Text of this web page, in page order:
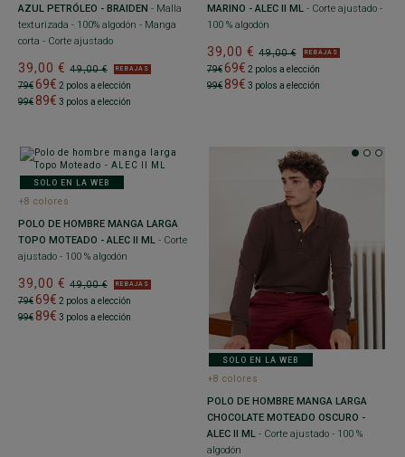
AZUL PETRÓLEO - BRAIDEN - Malla
texturizada - 100% algodón - Manga
corta - Corte ajustado
49,00 €
39,00 € REBAJAS
79€69€ 2 polos a elección
99€ 89€ 3 polos a elección
MARINO - ALEC II ML - Corte ajustado -
100 % algodón
49,00 €
39,00 € REBAJAS
79€69€ 2 polos a elección
99€ 89€ 3 polos a elección
SOLO EN LA WEB
+8 colores
POLO DE HOMBRE MANGA LARGA
TOPO MOTEADO - ALEC II ML - Corte
ajustado - 100 % algodón
49,00 €
39,00 € REBAJAS
79€69€ 2 polos a elección
99€ 89€ 3 polos a elección
SOLO EN LA WEB
+8 colores
POLO DE HOMBRE MANGA LARGA
CHOCOLATE MOTEADO OSCURO -
ALEC II ML - Corte ajustado - 100 %
algodón